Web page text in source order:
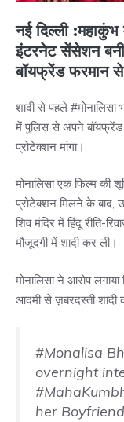
नई दिल्ली :महाकुंभ
इंटरनेट सेंसेशन
बॉयफ्रेंड फरमान
शादी से पहले
में पुलिस से अपने
प्रोटेक्शन मांगा।
मोनालिसा एक फिल्म की
प्रोटेक्शन मिलने के बाद,
शिव मंदिर में हिंदू रीति-
मौजूदगी में शादी कर ली।
मोनालिसा ने आरोप
आदमी से ज़बरदस्ती शादी
#Monalisa
overnight
her